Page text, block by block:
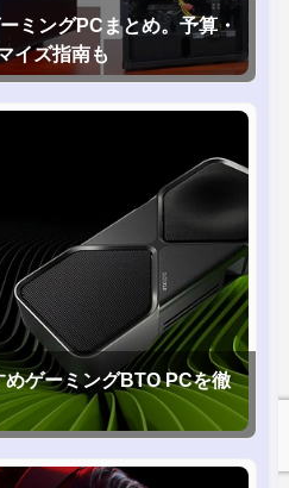
ミングPCまとめ。予算・
イズ指南も
ゲーミングBTO PCを徹